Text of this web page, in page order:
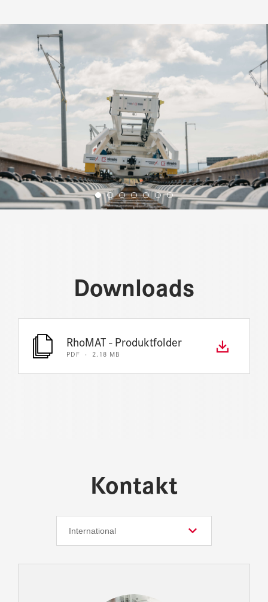
Downloads
RhoMAT - Produktfolder
PDF · 2.18 MB
Kontakt